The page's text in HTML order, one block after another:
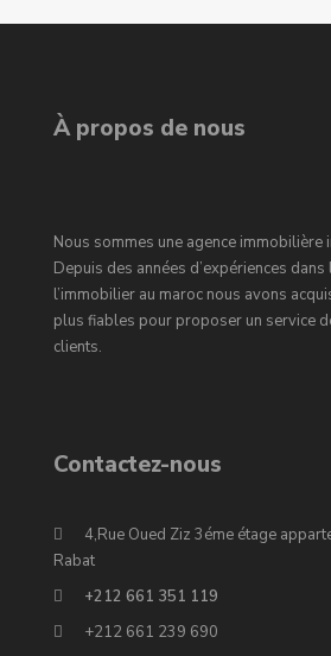
À propos de nous
Nous sommes une agence immobilière
Depuis des années d’expériences
l’immobilier au maroc nous avons
plus fiables pour proposer un service
clients.
Contactez-nous
4,Rue Oued Ziz 3éme étage
Rabat
+212 661 351 119
+212 661 239 690